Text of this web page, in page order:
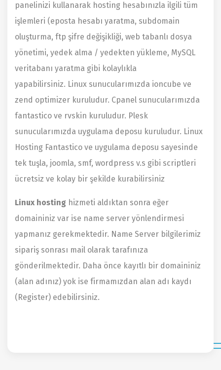
panelinizi kullanarak hosting hesabınızla ilgili tüm
işlemleri (eposta hesabı yaratma, subdomain
oluşturma, ftp şifre değişikliği, web tabanlı dosya
yönetimi, yedek alma / yedekten yükleme, MySQL
veritabanı yaratma gibi kolaylıkla
yapabilirsiniz. Linux sunucularımızda ioncube ve
zend optimizer kuruludur. Cpanel sunucularımızda
fantastico ve rvskin kuruludur. Plesk
sunucularımızda uygulama deposu kuruludur. Linux
Hosting Fantastico ve uygulama deposu sayesinde
tek tuşla, joomla, smf, wordpress v.s gibi scriptleri
ücretsiz ve kolay bir şekilde kurabilirsiniz
Linux hosting hizmeti aldıktan sonra eğer
domaininiz var ise name server yönlendirmesi
yapmanız gerekmektedir. Name Server bilgilerimiz
sipariş sonrası mail olarak tarafınıza
gönderilmektedir. Daha önce kayıtlı bir domaininiz
(alan adınız) yok ise firmamızdan alan adı kaydı
(Register) edebilirsiniz.